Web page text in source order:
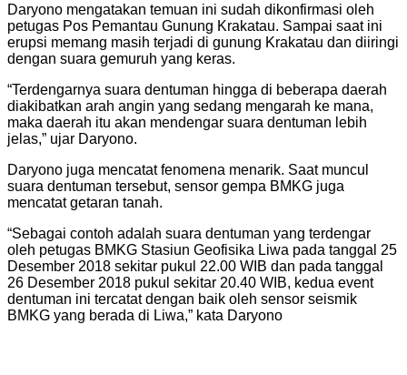
Daryono mengatakan temuan ini sudah dikonfirmasi oleh
petugas Pos Pemantau Gunung Krakatau. Sampai saat ini
erupsi memang masih terjadi di gunung Krakatau dan diiringi
dengan suara gemuruh yang keras.
“Terdengarnya suara dentuman hingga di beberapa daerah
diakibatkan arah angin yang sedang mengarah ke mana,
maka daerah itu akan mendengar suara dentuman lebih
jelas,” ujar Daryono.
Daryono juga mencatat fenomena menarik. Saat muncul
suara dentuman tersebut, sensor gempa BMKG juga
mencatat getaran tanah.
“Sebagai contoh adalah suara dentuman yang terdengar
oleh petugas BMKG Stasiun Geofisika Liwa pada tanggal 25
Desember 2018 sekitar pukul 22.00 WIB dan pada tanggal
26 Desember 2018 pukul sekitar 20.40 WIB, kedua event
dentuman ini tercatat dengan baik oleh sensor seismik
BMKG yang berada di Liwa,” kata Daryono